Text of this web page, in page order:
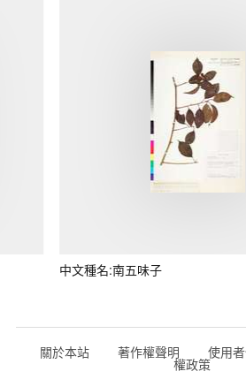
中文種名:南五味子
關於本站 著作權聲明 使用
權政策